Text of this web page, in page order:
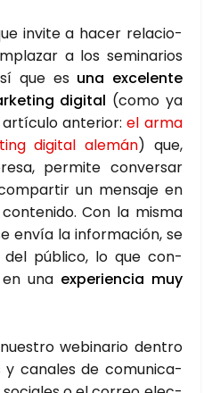
invi­te a hacer rela­cio­
a los semi­na­rios
que es una exce­len­te
digi­tal (como ya
artícu­lo ante­rior:el arma
digi­tal ale­mán) que,
per­mi­te con­ver­sar
un men­sa­je en
Con la mis­ma
envía la infor­ma­ción, se
públi­co, lo que con­
una expe­rien­cia muy
webi­na­rio den­tro
y cana­les de comu­ni­ca­